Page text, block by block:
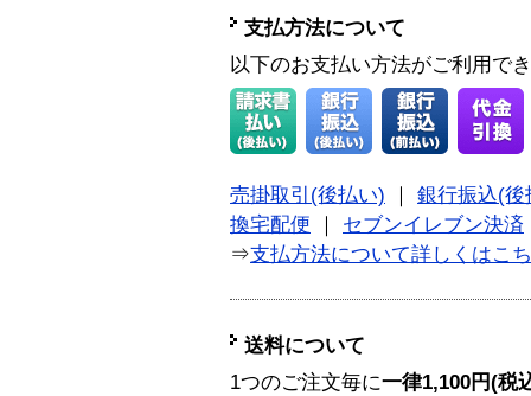
支払方法について
以下のお支払い方法がご利用で
売掛取引(後払い)
銀行振込(後
換宅配便
セブンイレブン決済
⇒支払方法について詳しくはこ
送料について
1つのご注文毎に一律1,100円(税